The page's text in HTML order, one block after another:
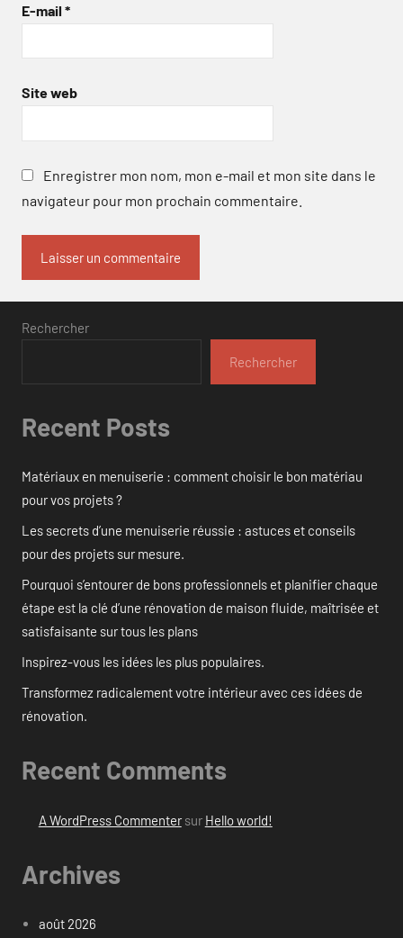
E-mail *
Site web
Enregistrer mon nom, mon e-mail et mon site dans le
navigateur pour mon prochain commentaire.
Rechercher
Rechercher
Recent Posts
Matériaux en menuiserie : comment choisir le bon matériau
pour vos projets ?
Les secrets d’une menuiserie réussie : astuces et conseils
pour des projets sur mesure.
Pourquoi s’entourer de bons professionnels et planifier chaque
étape est la clé d’une rénovation de maison fluide, maîtrisée et
satisfaisante sur tous les plans
Inspirez-vous les idées les plus populaires.
Transformez radicalement votre intérieur avec ces idées de
rénovation.
Recent Comments
A WordPress Commentersur Hello world!
Archives
août 2026